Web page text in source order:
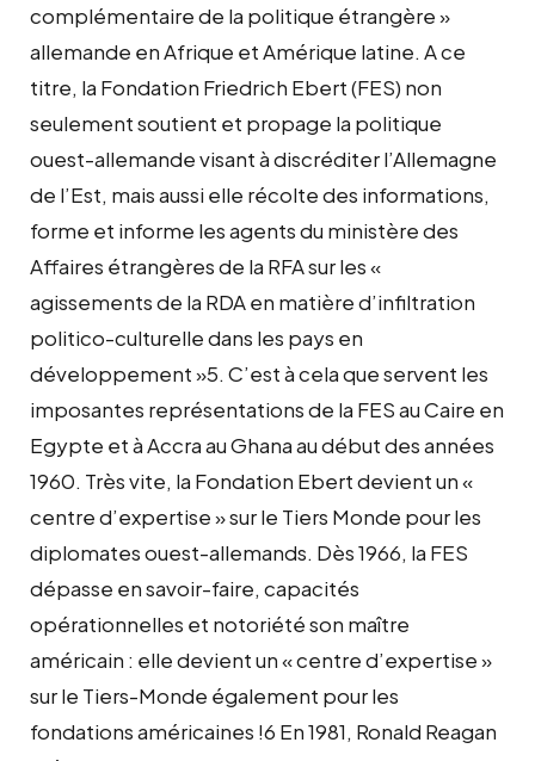
complémentaire de la politique étrangère »
allemande en Afrique et Amérique latine. A ce
titre, la Fondation Friedrich Ebert (FES) non
seulement soutient et propage la politique
ouest-allemande visant à discréditer l’Allemagne
de l’Est, mais aussi elle récolte des informations,
forme et informe les agents du ministère des
Affaires étrangères de la RFA sur les «
agissements de la RDA en matière d’infiltration
politico-culturelle dans les pays en
développement »5. C’est à cela que servent les
imposantes représentations de la FES au Caire en
Egypte et à Accra au Ghana au début des années
1960. Très vite, la Fondation Ebert devient un «
centre d’expertise » sur le Tiers Monde pour les
diplomates ouest-allemands. Dès 1966, la FES
dépasse en savoir-faire, capacités
opérationnelles et notoriété son maître
américain : elle devient un « centre d’expertise »
sur le Tiers-Monde également pour les
fondations américaines !6 En 1981, Ronald Reagan